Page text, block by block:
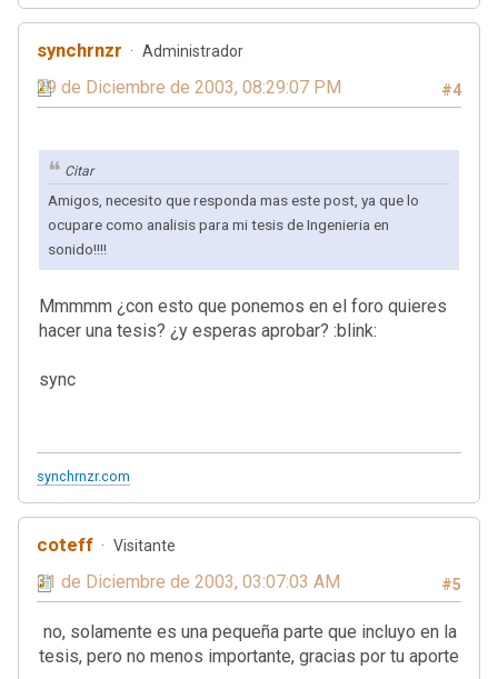
synchrnzr Administrador
#4
29 de Diciembre de 2003, 08:29:07 PM
Citar
Amigos, necesito que responda mas este post, ya que lo
ocupare como analisis para mi tesis de Ingenieria en
sonido!!!!
Mmmmm ¿con esto que ponemos en el foro quieres
hacer una tesis? ¿y esperas aprobar? :blink:
sync
synchrnzr.com
coteff Visitante
#5
31 de Diciembre de 2003, 03:07:03 AM
no, solamente es una pequeña parte que incluyo en la
tesis, pero no menos importante, gracias por tu aporte